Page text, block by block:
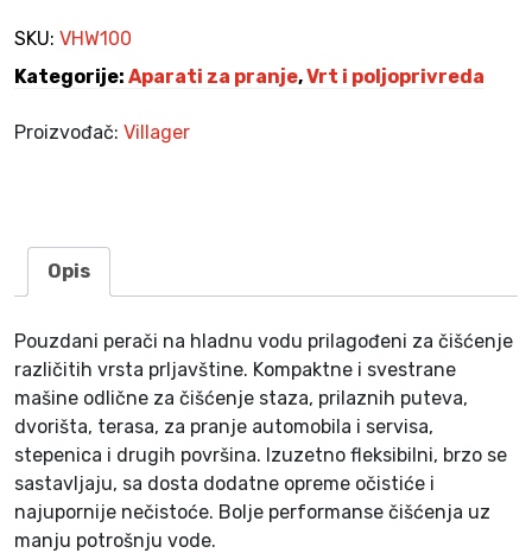
W
1
0
č
n
a
SKU: VHW100
Kategorije: Aparati za pranje,Vrt i poljoprivreda
Proizvođač: Villager
Opis
Pouzdani perači na hladnu vodu prilagođeni za čišćenje
različitih vrsta prljavštine. Kompaktne i svestrane
mašine odlične za čišćenje staza, prilaznih puteva,
dvorišta, terasa, za pranje automobila i servisa,
stepenica i drugih površina. Izuzetno fleksibilni, brzo se
sastavljaju, sa dosta dodatne opreme očistiće i
najupornije nečistoće. Bolje performanse čišćenja uz
manju potrošnju vode.